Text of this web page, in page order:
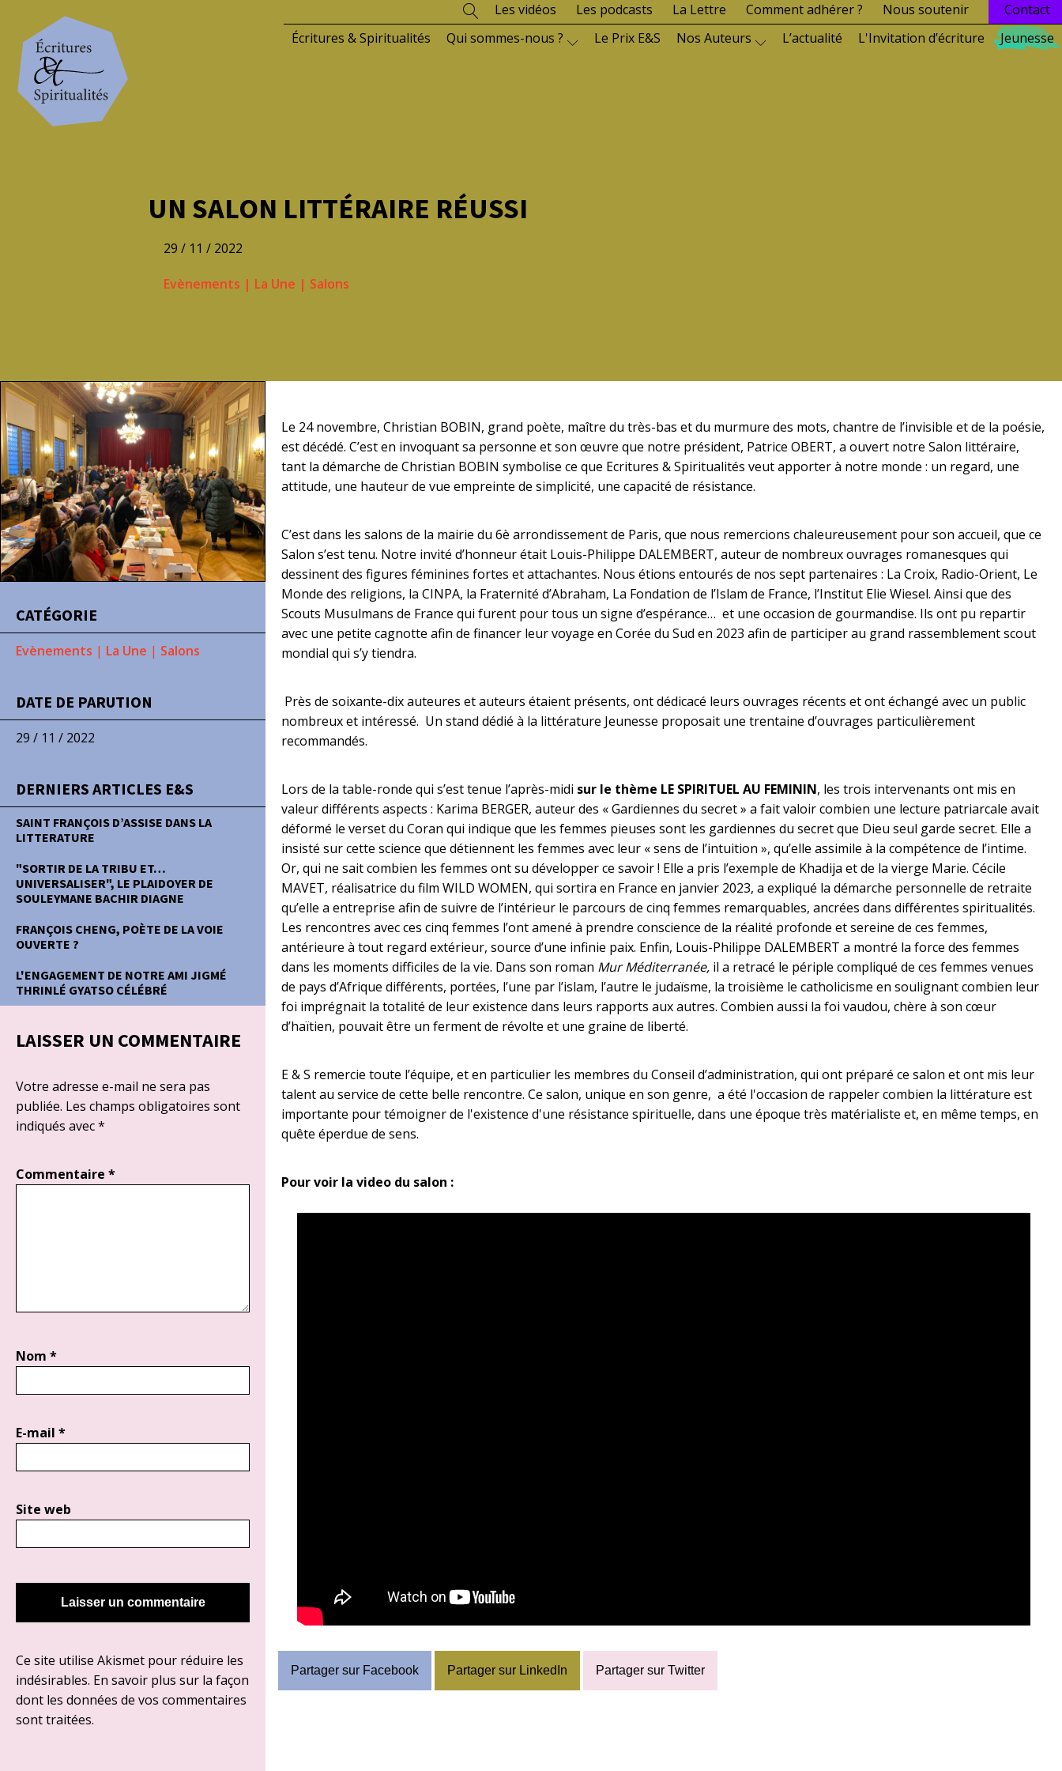
Les vidéos Les podcasts La Lettre Comment adhérer ? Nous soutenir
Contact
Écritures & Spiritualités
Qui sommes-nous ? Le Prix E&S Nos Auteurs L’actualité L'Invitation d’écriture Jeunesse
UN SALON LITTÉRAIRE RÉUSSI
29 / 11 / 2022
Evènements | La Une | Salons
CATÉGORIE
Evènements | La Une | Salons
DATE DE PARUTION
29 / 11 / 2022
DERNIERS ARTICLES E&S
SAINT FRANÇOIS D’ASSISE DANS LA
LITTERATURE
"SORTIR DE LA TRIBU ET…
UNIVERSALISER", LE PLAIDOYER DE
SOULEYMANE BACHIR DIAGNE
FRANÇOIS CHENG, POÈTE DE LA VOIE
OUVERTE ?
L'ENGAGEMENT DE NOTRE AMI JIGMÉ
THRINLÉ GYATSO CÉLÉBRÉ
LAISSER UN COMMENTAIRE
Votre adresse e-mail ne sera pas
publiée. Les champs obligatoires sont
indiqués avec*
Commentaire *
Nom *
E-mail *
Site web
Ce site utilise Akismet pour réduire les
indésirables. En savoir plus sur la façon
dont les données de vos commentaires
sont traitées.
Le 24 novembre, Christian BOBIN, grand poète, maître du très-bas et du murmure des mots, chantre de l’invisible et de la poésie,
est décédé. C’est en invoquant sa personne et son œuvre que notre président, Patrice OBERT, a ouvert notre Salon littéraire,
tant la démarche de Christian BOBIN symbolise ce que Ecritures & Spiritualités veut apporter à notre monde : un regard, une
attitude, une hauteur de vue empreinte de simplicité, une capacité de résistance.
C’est dans les salons de la mairie du 6è arrondissement de Paris, que nous remercions chaleureusement pour son accueil, que ce
Salon s’est tenu. Notre invité d’honneur était Louis-Philippe DALEMBERT, auteur de nombreux ouvrages romanesques qui
dessinent des figures féminines fortes et attachantes. Nous étions entourés de nos sept partenaires : La Croix, Radio-Orient, Le
Monde des religions, la CINPA, la Fraternité d’Abraham, La Fondation de l’Islam de France, l’Institut Elie Wiesel. Ainsi que des
Scouts Musulmans de France qui furent pour tous un signe d’espérance… et une occasion de gourmandise. Ils ont pu repartir
avec une petite cagnotte afin de financer leur voyage en Corée du Sud en 2023 afin de participer au grand rassemblement scout
mondial qui s’y tiendra.
Près de soixante-dix auteures et auteurs étaient présents, ont dédicacé leurs ouvrages récents et ont échangé avec un public
nombreux et intéressé. Un stand dédié à la littérature Jeunesse proposait une trentaine d’ouvrages particulièrement
recommandés.
Lors de la table-ronde qui s’est tenue l’après-midi sur le thème LE SPIRITUEL AU FEMININ, les trois intervenants ont mis en
valeur différents aspects : Karima BERGER, auteur des « Gardiennes du secret » a fait valoir combien une lecture patriarcale avait
déformé le verset du Coran qui indique que les femmes pieuses sont les gardiennes du secret que Dieu seul garde secret. Elle a
insisté sur cette science que détiennent les femmes avec leur « sens de l’intuition », qu’elle assimile à la compétence de l’intime.
Or, qui ne sait combien les femmes ont su développer ce savoir ! Elle a pris l’exemple de Khadija et de la vierge Marie. Cécile
MAVET, réalisatrice du film WILD WOMEN, qui sortira en France en janvier 2023, a expliqué la démarche personnelle de retraite
qu’elle a entreprise afin de suivre de l’intérieur le parcours de cinq femmes remarquables, ancrées dans différentes spiritualités.
Les rencontres avec ces cinq femmes l’ont amené à prendre conscience de la réalité profonde et sereine de ces femmes,
antérieure à tout regard extérieur, source d’une infinie paix. Enfin, Louis-Philippe DALEMBERT a montré la force des femmes
dans les moments difficiles de la vie. Dans son roman Mur Méditerranée, il a retracé le périple compliqué de ces femmes venues
de pays d’Afrique différents, portées, l’une par l’islam, l’autre le judaïsme, la troisième le catholicisme en soulignant combien leur
foi imprégnait la totalité de leur existence dans leurs rapports aux autres. Combien aussi la foi vaudou, chère à son cœur
d’haïtien, pouvait être un ferment de révolte et une graine de liberté.
E & S remercie toute l’équipe, et en particulier les membres du Conseil d’administration, qui ont préparé ce salon et ont mis leur
talent au service de cette belle rencontre. Ce salon, unique en son genre, a été l'occasion de rappeler combien la littérature est
importante pour témoigner de l'existence d'une résistance spirituelle, dans une époque très matérialiste et, en même temps, en
quête éperdue de sens.
Pour voir la video du salon :
Partager sur Facebook Partager sur LinkedIn Partager sur Twitter